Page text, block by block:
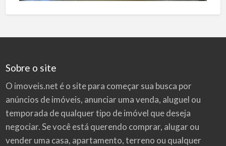
Sobre o site
O imoveis.net é o site para começar sua busca por
anúncios de imóveis, anunciar uma venda, aluguel ou
temporada de qualquer tipo de imóvel que deseja
negociar. Se você está querendo comprar, alugar ou
vender uma casa, apartamento, terreno ou qualquer